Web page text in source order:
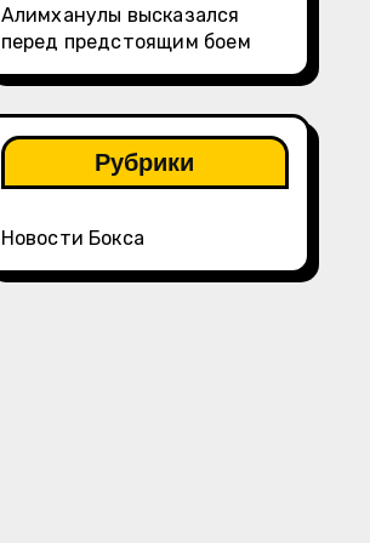
Алимханулы высказался
перед предстоящим боем
Рубрики
Новости Бокса